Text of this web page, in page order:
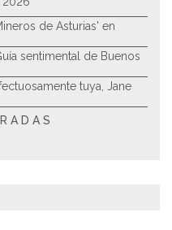
de Asturias' en
sentimental de Buenos
tuya, Jane